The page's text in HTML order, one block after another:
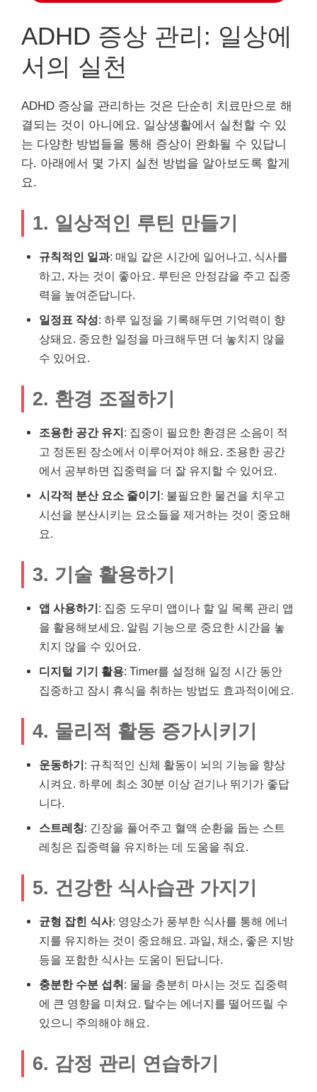
ADHD 증상 관리: 일상에
서의 실천
ADHD 증상을 관리하는 것은 단순히 치료만으로 해
결되는 것이 아니에요. 일상생활에서 실천할 수 있
는 다양한 방법들을 통해 증상이 완화될 수 있답니
다. 아래에서 몇 가지 실천 방법을 알아보도록 할게
요.
1. 일상적인 루틴 만들기
규칙적인 일과: 매일 같은 시간에 일어나고, 식사를
하고, 자는 것이 좋아요. 루틴은 안정감을 주고 집중
력을 높여준답니다.
일정표 작성: 하루 일정을 기록해두면 기억력이 향
상돼요. 중요한 일정을 마크해두면 더 놓치지 않을
수 있어요.
2. 환경 조절하기
조용한 공간 유지: 집중이 필요한 환경은 소음이 적
고 정돈된 장소에서 이루어져야 해요. 조용한 공간
에서 공부하면 집중력을 더 잘 유지할 수 있어요.
시각적 분산 요소 줄이기: 불필요한 물건을 치우고
시선을 분산시키는 요소들을 제거하는 것이 중요해
요.
3. 기술 활용하기
앱 사용하기: 집중 도우미 앱이나 할 일 목록 관리 앱
을 활용해보세요. 알림 기능으로 중요한 시간을 놓
치지 않을 수 있어요.
디지털 기기 활용: Timer를 설정해 일정 시간 동안
집중하고 잠시 휴식을 취하는 방법도 효과적이에요.
4. 물리적 활동 증가시키기
운동하기: 규칙적인 신체 활동이 뇌의 기능을 향상
시켜요. 하루에 최소 30분 이상 걷기나 뛰기가 좋답
니다.
스트레칭: 긴장을 풀어주고 혈액 순환을 돕는 스트
레칭은 집중력을 유지하는 데 도움을 줘요.
5. 건강한 식사습관 가지기
균형 잡힌 식사: 영양소가 풍부한 식사를 통해 에너
지를 유지하는 것이 중요해요. 과일, 채소, 좋은 지방
등을 포함한 식사는 도움이 된답니다.
충분한 수분 섭취: 물을 충분히 마시는 것도 집중력
에 큰 영향을 미쳐요. 탈수는 에너지를 떨어뜨릴 수
있으니 주의해야 해요.
6. 감정 관리 연습하기